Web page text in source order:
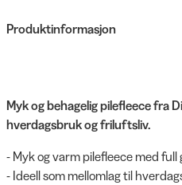
Produktinformasjon
Myk og behagelig pilefleece fra
hverdagsbruk og friluftsliv.
- Myk og varm pilefleece med full
- Ideell som mellomlag til